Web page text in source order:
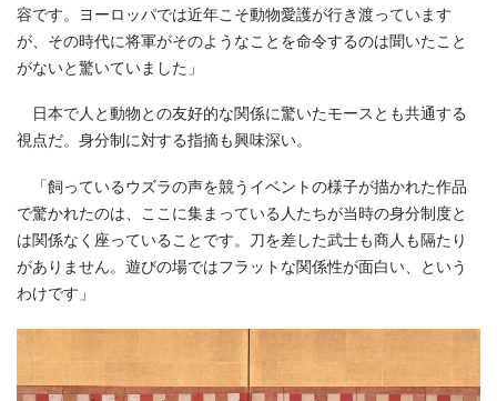
容です。ヨーロッパでは近年こそ動物愛護が行き渡っています
が、その時代に将軍がそのようなことを命令するのは聞いたこと
がないと驚いていました」
日本で人と動物との友好的な関係に驚いたモースとも共通する
視点だ。身分制に対する指摘も興味深い。
「飼っているウズラの声を競うイベントの様子が描かれた作品
で驚かれたのは、ここに集まっている人たちが当時の身分制度と
は関係なく座っていることです。刀を差した武士も商人も隔たり
がありません。遊びの場ではフラットな関係性が面白い、という
わけです」